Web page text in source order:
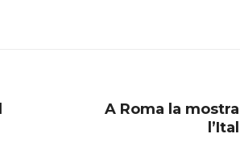
A Roma la